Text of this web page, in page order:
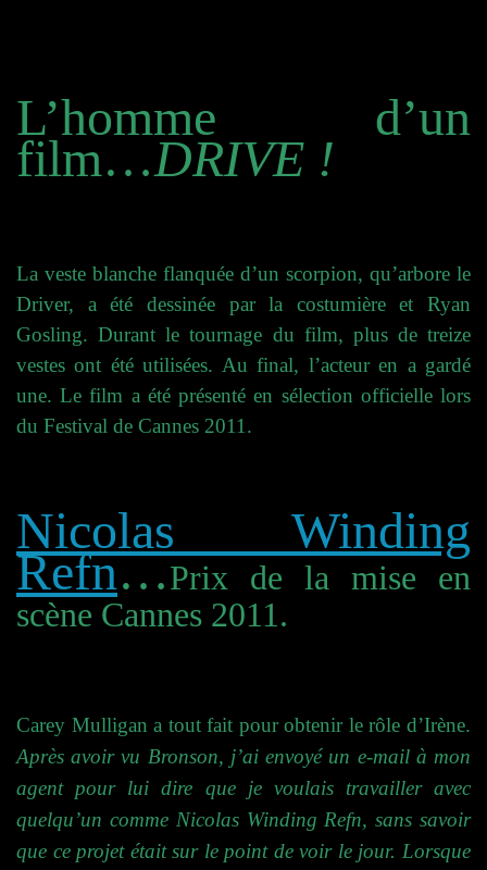
L’homme d’un
film…DRIVE !
La veste blanche flanquée d’un scorpion, qu’arbore le
Driver, a été dessinée par la costumière et Ryan
Gosling. Durant le tournage du film, plus de treize
vestes ont été utilisées. Au final, l’acteur en a gardé
une. Le film a été présenté en sélection officielle lors
du Festival de Cannes 2011.
Nicolas Winding
Refn…Prix de la mise en
scène Cannes 2011.
Carey Mulligan a tout fait pour obtenir le rôle d’Irène.
Après avoir vu Bronson, j’ai envoyé un e-mail à mon
agent pour lui dire que je voulais travailler avec
quelqu’un comme Nicolas Winding Refn, sans savoir
que ce projet était sur le point de voir le jour. Lorsque